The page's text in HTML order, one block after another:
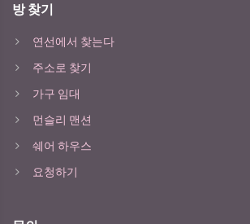
방 찾기
연선에서 찾는다
주소로 찾기
가구 임대
먼슬리 맨션
쉐어 하우스
요청하기